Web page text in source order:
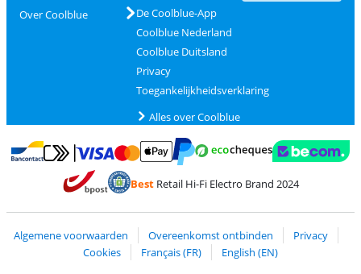
Over Coolblue
De Coolblue-App
Coolblue Nederland
Coolblue Duitsland
Privacy
Toegankelijkheidsverklaring
Alles over Coolblue
Betalen met Bancontact
Betalen met MasterCard en Visa via ClickToPay
Betalen met PayPal
BestRetail Hi-Fi Electro Brand 2024
Algemene voorwaarden Overeenkomst ontbinden
Privacy
Cookies
Français (FR) English (EN)